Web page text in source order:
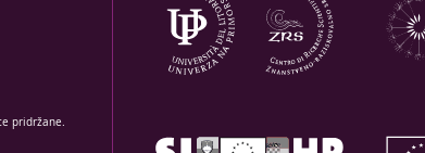
pridržane.